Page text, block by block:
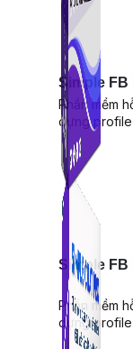
Simple FB
Phần mềm
dựng
Simple FB
Phần mềm
dựng